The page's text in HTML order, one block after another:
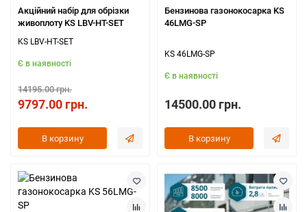
Акційний набір для обрізки
живоплоту KS LBV-HT-SET
KS LBV-HT-SET
Є в наявності
14195.00 грн.
9797.00 грн.
В корзину
Бензинова газонокосарка KS
46LMG-SP
KS 46LMG-SP
Є в наявності
14500.00 грн.
В корзину